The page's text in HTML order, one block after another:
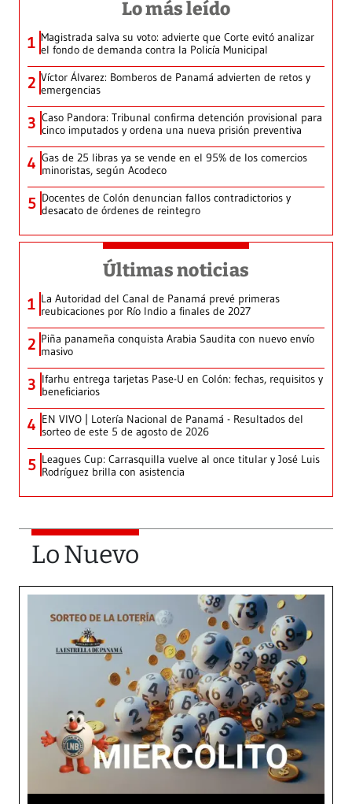
Lo más leído
1 Magistrada salva su voto: advierte que Corte evitó analizar
el fondo de demanda contra la Policía Municipal
2 Víctor Álvarez: Bomberos de Panamá advierten de retos y
emergencias
3 Caso Pandora: Tribunal confirma detención provisional para
cinco imputados y ordena una nueva prisión preventiva
4 Gas de 25 libras ya se vende en el 95% de los comercios
minoristas, según Acodeco
5 Docentes de Colón denuncian fallos contradictorios y
desacato de órdenes de reintegro
Últimas noticias
1 La Autoridad del Canal de Panamá prevé primeras
reubicaciones por Río Indio a finales de 2027
2 Piña panameña conquista Arabia Saudita con nuevo envío
masivo
3 Ifarhu entrega tarjetas Pase-U en Colón: fechas, requisitos y
beneficiarios
4 EN VIVO | Lotería Nacional de Panamá - Resultados del
sorteo de este 5 de agosto de 2026
5 Leagues Cup: Carrasquilla vuelve al once titular y José Luis
Rodríguez brilla con asistencia
Lo Nuevo